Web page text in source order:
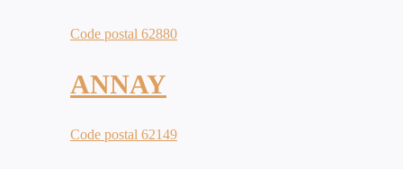
Code postal 62880
ANNAY
Code postal 62149